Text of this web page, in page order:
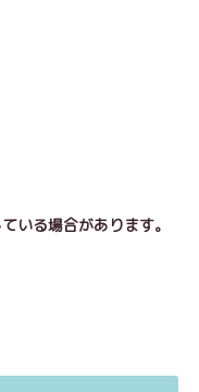
いる場合があります。